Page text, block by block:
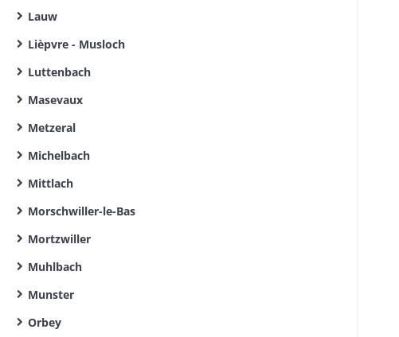
Lauw
Lièpvre - Musloch
Luttenbach
Masevaux
Metzeral
Michelbach
Mittlach
Morschwiller-le-Bas
Mortzwiller
Muhlbach
Munster
Orbey